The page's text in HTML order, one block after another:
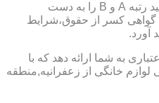
اگر در اعتبارسنجی بانک،شما بتوانید رتبه A و B را به دست
گواهی کسر از حقوق،شرایط
آورد.
به شما ارائه دهد که با
لوازم خانگی از زعفرانیه,منطقه